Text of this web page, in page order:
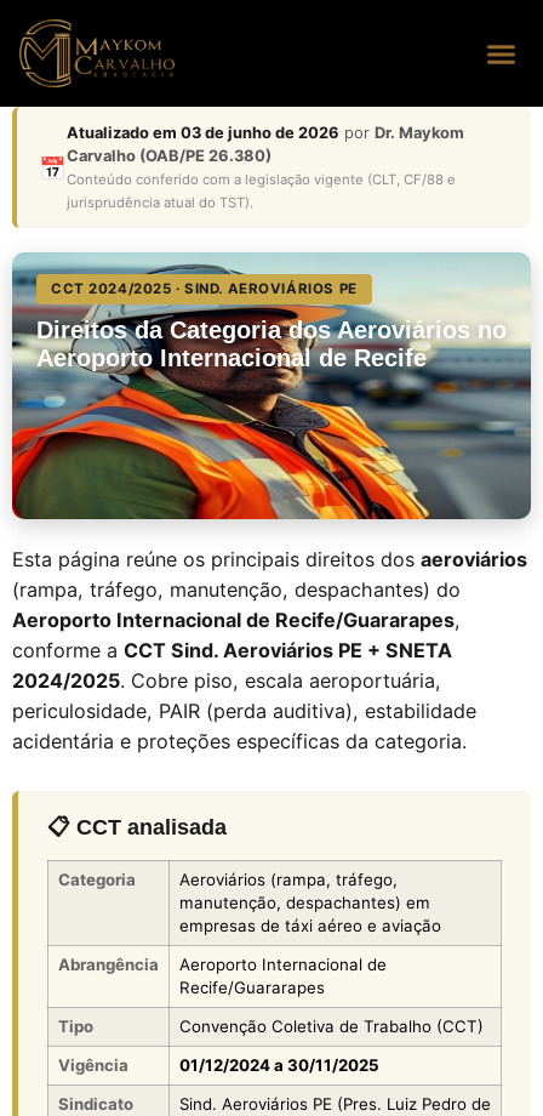
📅
Atualizado em 03 de junho de 2026 por Dr. Maykom
Carvalho (OAB/PE 26.380)
Conteúdo conferido com a legislação vigente (CLT, CF/88 e
jurisprudência atual do TST).
CCT 2024/2025 · SIND. AEROVIÁRIOS PE
Direitos da Categoria dos Aeroviários no
Aeroporto Internacional de Recife
Esta página reúne os principais direitos dos aeroviários
(rampa, tráfego, manutenção, despachantes) do
Aeroporto Internacional de Recife/Guararapes,
conforme a CCT Sind. Aeroviários PE + SNETA
2024/2025. Cobre piso, escala aeroportuária,
periculosidade, PAIR (perda auditiva), estabilidade
acidentária e proteções específicas da categoria.
📋 CCT analisada
Categoria
Aeroviários (rampa, tráfego,
manutenção, despachantes) em
empresas de táxi aéreo e aviação
Abrangência
Aeroporto Internacional de
Recife/Guararapes
Tipo
Convenção Coletiva de Trabalho (CCT)
Vigência
01/12/2024 a 30/11/2025
Sindicato
Sind. Aeroviários PE (Pres. Luiz Pedro de